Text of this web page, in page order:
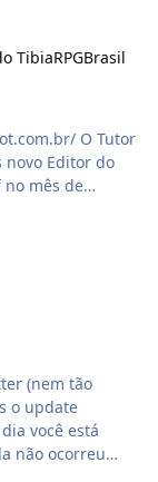
Drayner q…
TibiaRPGBrasil
O Tutor
novo Editor do
09/09/2012, é
e me
novos e mais
de staff.
para ajudar a
não posso
in
o update
você está
não ocorreu
desde quando